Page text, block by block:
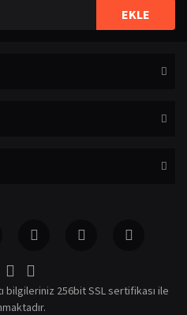
pahalı.
EKLE
bilgileriniz 256bit SSL sertifikası ile